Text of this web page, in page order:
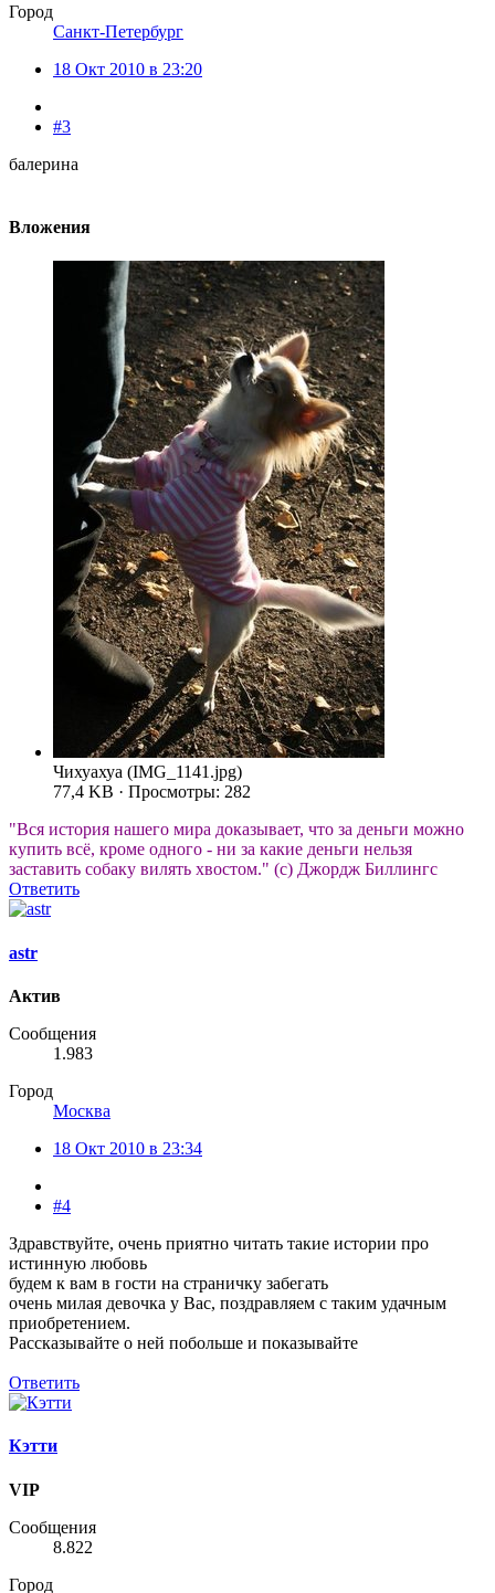
Город
Санкт-Петербург
18 Окт 2010 в 23:20
#3
балерина
Вложения
Чихуахуа (IMG_1141.jpg)
77,4 KB · Просмотры: 282
"Вся история нашего мира доказывает, что за деньги можно
купить всё, кроме одного - ни за какие деньги нельзя
заставить собаку вилять хвостом." (с) Джордж Биллингс
Ответить
astr
Актив
Сообщения
1.983
Город
Москва
18 Окт 2010 в 23:34
#4
Здравствуйте, очень приятно читать такие истории про
истинную любовь
будем к вам в гости на страничку забегать
очень милая девочка у Вас, поздравляем с таким удачным
приобретением.
Рассказывайте о ней побольше и показывайте
Ответить
Кэтти
VIP
Сообщения
8.822
Город